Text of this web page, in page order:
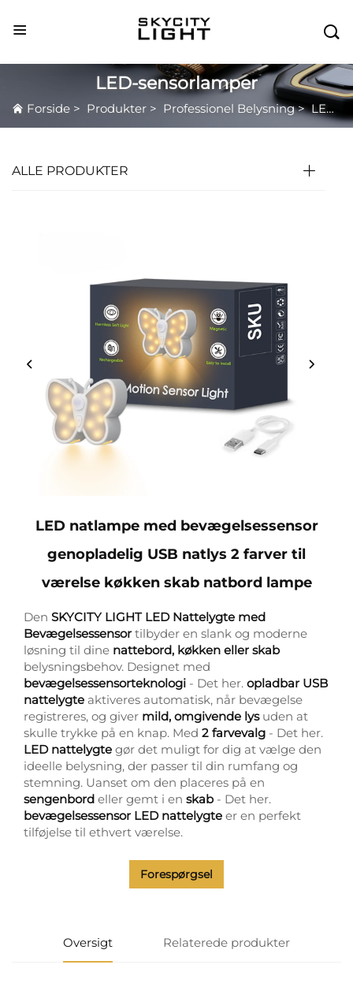

LED-sensorlamper
Forside > Produkter > Professionel Belysning>LED-sensorlamper
ALLE PRODUKTER
LED natlampe med bevægelsessensor
genopladelig USB natlys 2 farver til
værelse køkken skab natbord lampe
Den SKYCITY LIGHT LED Nattelygte med
Bevægelsessensor tilbyder en slank og moderne
løsning til dine nattebord, køkken eller skab
belysningsbehov. Designet med
bevægelsessensorteknologi - Det her. opladbar USB
nattelygte aktiveres automatisk, når bevægelse
registreres, og giver mild, omgivende lys uden at
skulle trykke på en knap. Med 2 farvevalg - Det her.
LED nattelygte gør det muligt for dig at vælge den
ideelle belysning, der passer til din rumfang og
stemning. Uanset om den placeres på en
sengenbord eller gemt i en skab - Det her.
bevægelsessensor LED nattelygte er en perfekt
tilføjelse til ethvert værelse.
Forespørgsel
Oversigt Relaterede produkter